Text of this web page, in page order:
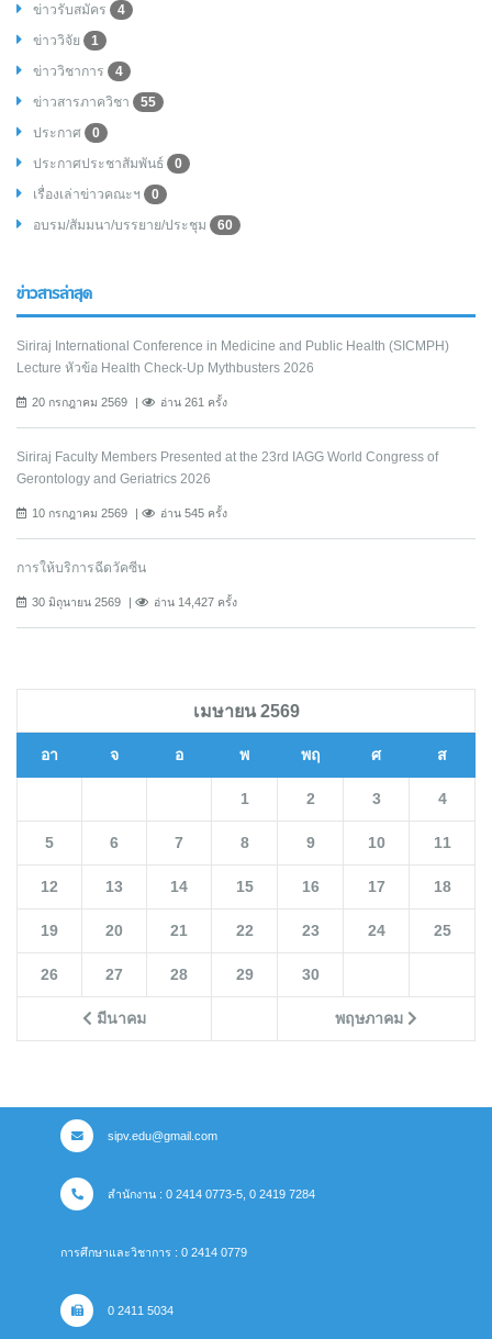
ข่าวรับสมัคร
4
ข่าววิจัย
1
ข่าววิชาการ
4
ข่าวสารภาควิชา
55
ประกาศ
0
ประกาศประชาสัมพันธ์
0
เรื่องเล่าข่าวคณะฯ
0
อบรม/สัมมนา/บรรยาย/ประชุม
60
ข่าวสารล่าสุด
Siriraj International Conference in Medicine and Public Health (SICMPH)
Lecture หัวข้อ Health Check-Up Mythbusters 2026
20 กรกฎาคม 2569 อ่าน 261 ครั้ง
Siriraj Faculty Members Presented at the 23rd IAGG World Congress of
Gerontology and Geriatrics 2026
10 กรกฎาคม 2569 อ่าน 545 ครั้ง
การให้บริการฉีดวัคซีน
30 มิถุนายน 2569 อ่าน 14,427 ครั้ง
เมษายน 2569
อา จ อ พ พฤ ศ ส
มีนาคม พฤษภาคม
1 2 3 4
5 6 7 8 9 10 11
12 13 14 15 16 17 18
19 20 21 22 23 24 25
26 27 28 29 30
sipv.edu@gmail.com
สำนักงาน : 0 2414 0773-5, 0 2419 7284
การศึกษาและวิชาการ : 0 2414 0779
0 2411 5034